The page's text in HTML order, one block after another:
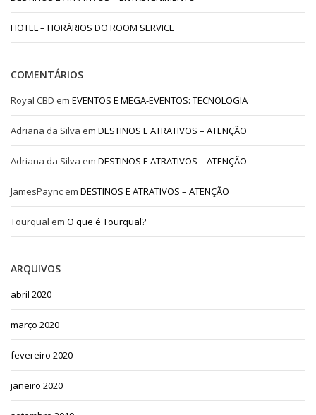
HOTEL – HORÁRIOS DO ROOM SERVICE
COMENTÁRIOS
Royal CBD em EVENTOS E MEGA-EVENTOS: TECNOLOGIA
Adriana da Silva em DESTINOS E ATRATIVOS – ATENÇÃO
Adriana da Silva em DESTINOS E ATRATIVOS – ATENÇÃO
JamesPaync em DESTINOS E ATRATIVOS – ATENÇÃO
Tourqual em O que é Tourqual?
ARQUIVOS
abril 2020
março 2020
fevereiro 2020
janeiro 2020